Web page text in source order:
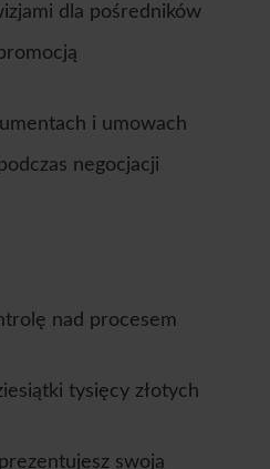
dla pośredników
i umowach
negocjacji
nad procesem
tysięcy złotych
swoją